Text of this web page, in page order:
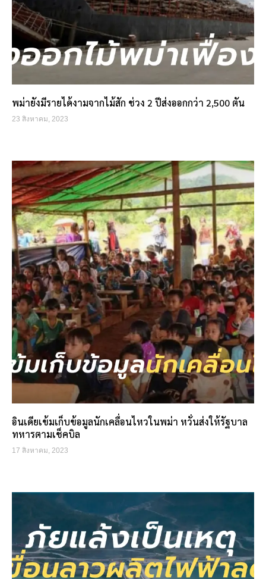
พม่ายังมีรายได้งามจากไม้สัก ช่วง 2 ปีส่งออกกว่า 2,500 ตัน
23 สิงหาคม, 2023
อินเดียเข้มเก็บข้อมูลนักเคลื่อนไหวในพม่า หวั่นส่งให้รัฐบาล
ทหารตามเช็คบิล
17 สิงหาคม, 2023